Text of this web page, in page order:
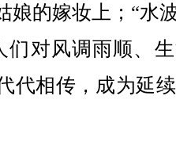
娘的嫁妆上；“水
们对风调雨顺、
代相传，成为延